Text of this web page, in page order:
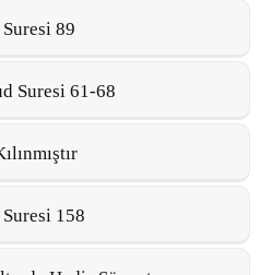
89
Suresi 61-68
158